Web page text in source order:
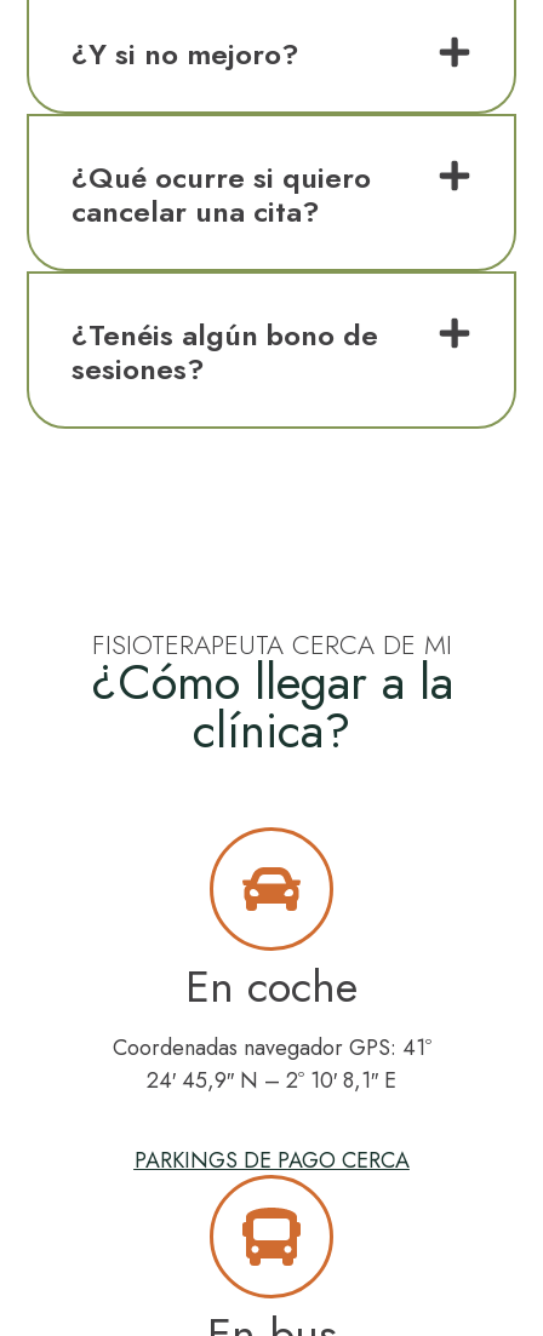
¿Y si no mejoro?
¿Qué ocurre si quiero
cancelar una cita?
¿Tenéis algún bono de
sesiones?
FISIOTERAPEUTA CERCA DE MI
¿Cómo llegar a la
clínica?
En coche
Coordenadas navegador GPS: 41º
24′ 45,9″ N – 2º 10′ 8,1″ E
PARKINGS DE PAGO CERCA